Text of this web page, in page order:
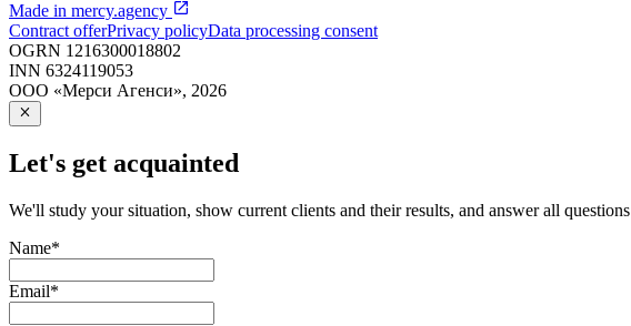
Made in mercy.agency
Contract offerPrivacy policyData processing consent
OGRN 1216300018802
INN 6324119053
ООО «Мерси Агенси», 2026
Let's get acquainted
We'll study your situation, show current clients and their results, and answer all questions
Name*
Email*